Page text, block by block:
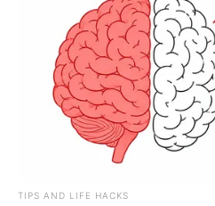
TIPS AND LIFE HACKS